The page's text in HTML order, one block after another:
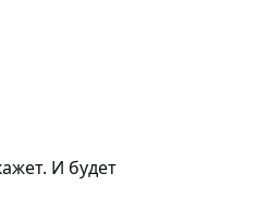
И будет